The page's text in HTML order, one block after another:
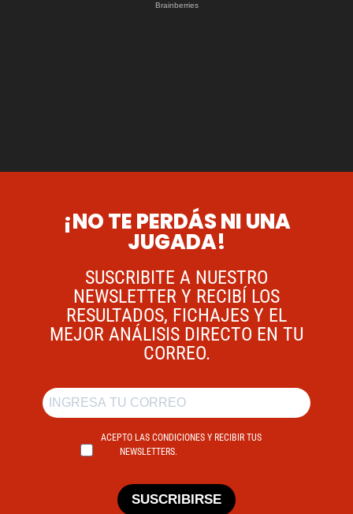
¡NO TE PERDÁS NI UNA
JUGADA!
SUSCRIBITE A NUESTRO
NEWSLETTER Y RECIBÍ LOS
RESULTADOS, FICHAJES Y EL
MEJOR ANÁLISIS DIRECTO EN TU
CORREO.
ACEPTO LAS CONDICIONES Y RECIBIR TUS
NEWSLETTERS.
SUSCRIBIRSE